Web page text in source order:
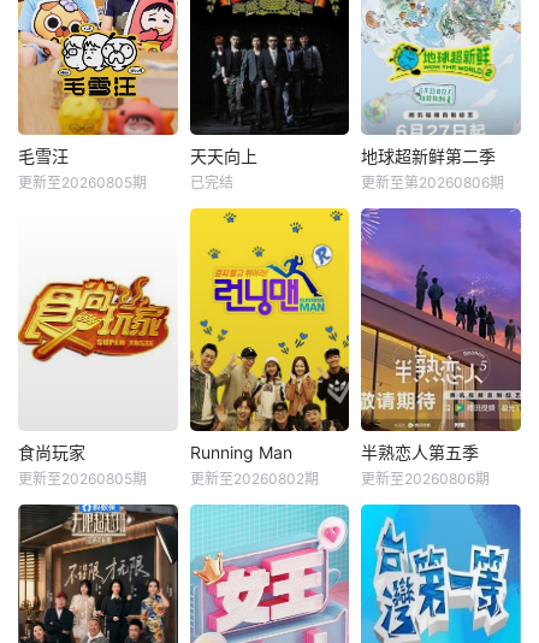
毛雪汪
更新至20260805期
天天向上
已完结
地球超新鲜第二季
更新至第20260806期
食尚玩家
更新至20260805期
Running Man
更新至20260802期
半熟恋人第五季
更新至20260806期